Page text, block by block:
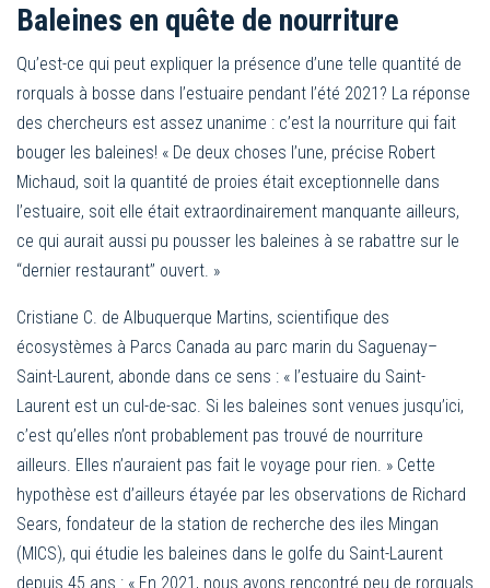
Baleines en quête de nourriture
Qu’est-ce qui peut expliquer la présence d’une telle quantité de
rorquals à bosse dans l’estuaire pendant l’été 2021? La réponse
des chercheurs est assez unanime : c’est la nourriture qui fait
bouger les baleines! « De deux choses l’une, précise Robert
Michaud, soit la quantité de proies était exceptionnelle dans
l’estuaire, soit elle était extraordinairement manquante ailleurs,
ce qui aurait aussi pu pousser les baleines à se rabattre sur le
‘‘dernier restaurant’’ ouvert. »
Cristiane C. de Albuquerque Martins, scientifique des
écosystèmes à Parcs Canada au parc marin du Saguenay–
Saint-Laurent, abonde dans ce sens : « l’estuaire du Saint-
Laurent est un cul-de-sac. Si les baleines sont venues jusqu’ici,
c’est qu’elles n’ont probablement pas trouvé de nourriture
ailleurs. Elles n’auraient pas fait le voyage pour rien. » Cette
hypothèse est d’ailleurs étayée par les observations de Richard
Sears, fondateur de la station de recherche des iles Mingan
(MICS), qui étudie les baleines dans le golfe du Saint-Laurent
depuis 45 ans : « En 2021, nous avons rencontré peu de rorquals